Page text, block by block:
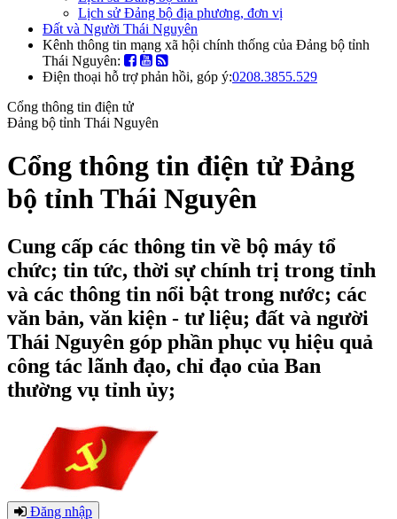
Lịch sử Đảng bộ địa phương, đơn vị
Đất và Người Thái Nguyên
Kênh thông tin mạng xã hội chính thống của Đảng bộ tỉnh
Thái Nguyên:
Điện thoại hỗ trợ phản hồi, góp ý:0208.3855.529
Cổng thông tin điện tử
Đảng bộ tỉnh Thái Nguyên
Cổng thông tin điện tử Đảng
bộ tỉnh Thái Nguyên
Cung cấp các thông tin về bộ máy tổ
chức; tin tức, thời sự chính trị trong tỉnh
và các thông tin nổi bật trong nước; các
văn bản, văn kiện - tư liệu; đất và người
Thái Nguyên góp phần phục vụ hiệu quả
công tác lãnh đạo, chỉ đạo của Ban
thường vụ tỉnh ủy;
Đăng nhập